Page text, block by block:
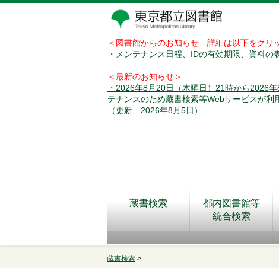
＜図書館からのお知らせ 詳細は以下をクリ
・メンテナンス日程、IDの有効期限、資料の
＜最新のお知らせ＞
・2026年8月20日（木曜日）21時から2026
テナンスのため蔵書検索等Webサービスが利
（更新 2026年8月5日）
蔵書検索
都内図書館等
統合検索
蔵書検索 >